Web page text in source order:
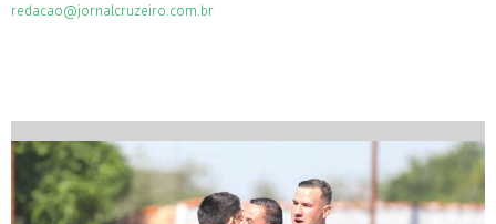
redacao@jornalcruzeiro.com.br